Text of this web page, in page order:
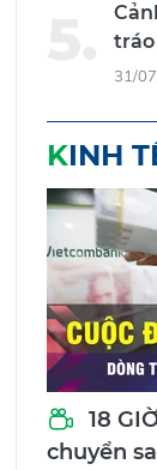
31/
KINH
18
chuyển